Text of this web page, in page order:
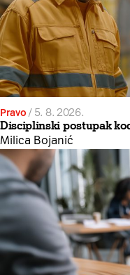
Pravo / 5. 8. 2026.
Disciplinski postupak
Milica Bojanić